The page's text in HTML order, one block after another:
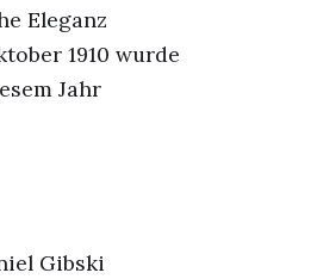
Eleganz
1910 wurde
Jahr
Gibski